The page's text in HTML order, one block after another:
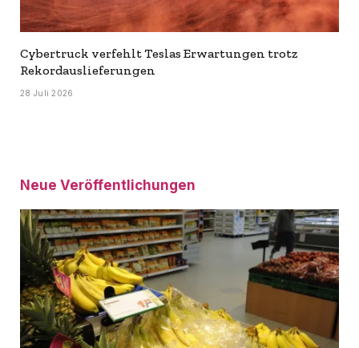
Cybertruck verfehlt Teslas Erwartungen trotz
Rekordauslieferungen
28 Juli 2026
Neue Veröffentlichungen